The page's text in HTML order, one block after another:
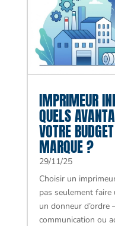
IMPRIMEUR
QUELS
VOTRE
MARQUE ?
29/11/25
Choisir un
pas seulement faire
un donneur d’ordre
communication ou